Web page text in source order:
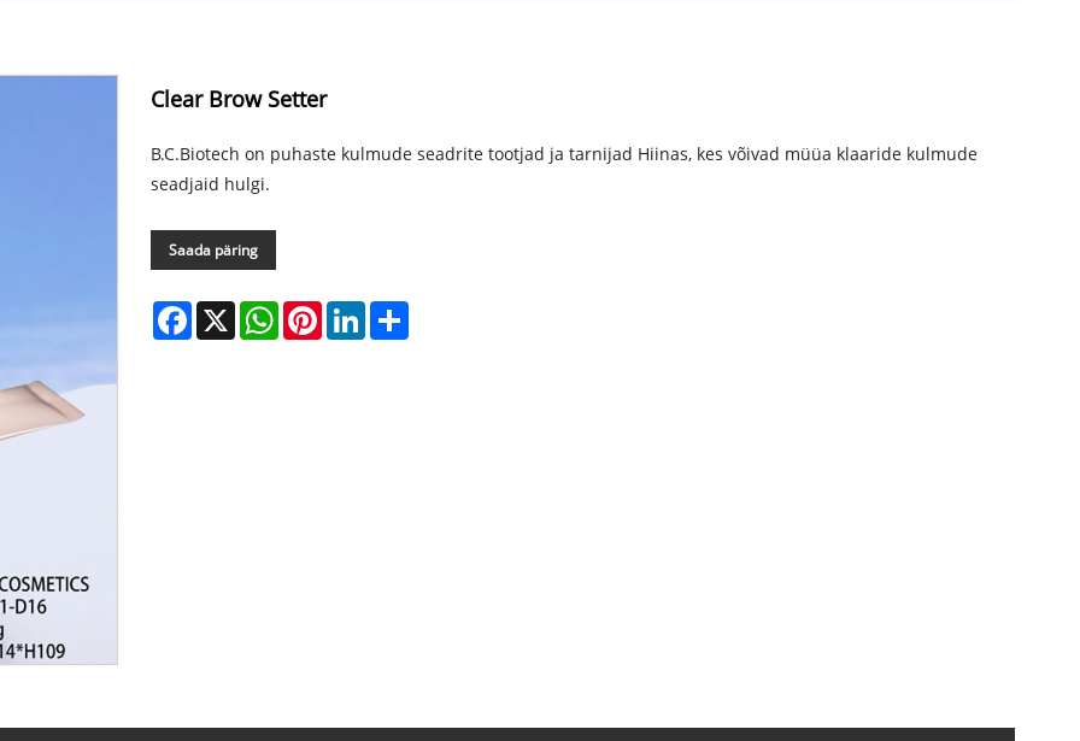
Clear Brow Setter
B.C.Biotech on puhaste kulmude seadrite tootjad ja tarnijad Hiinas, kes võivad müüa klaaride kulmude
seadjaid hulgi.
Saada päring
Facebook
X WhatsApp
PinterestLinkedIn